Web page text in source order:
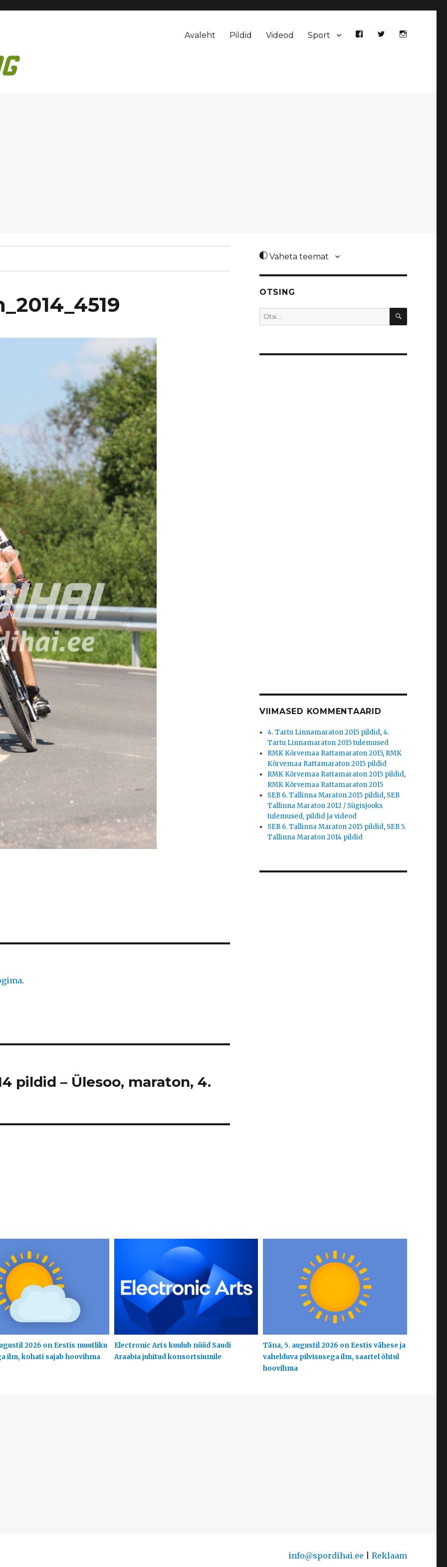
Avaleht Pildid Videod Sport
.
pildid – Ülesoo, maraton, 4.
Vaheta teemat
OTSING
Otsi: OTSI
VIIMASED KOMMENTAARID
4. Tartu Linnamaraton 2015 pildid,4.
Tartu Linnamaraton 2015 tulemused
RMK Kõrvemaa Rattamaraton 2015, RMK
Kõrvemaa Rattamaraton 2015 pildid
RMK Kõrvemaa Rattamaraton 2015 pildid,
RMK Kõrvemaa Rattamaraton 2015
SEB 6. Tallinna Maraton 2015 pildid, SEB
Tallinna Maraton 2012 / Sügisjooks
tulemused, pildid ja videod
SEB 6. Tallinna Maraton 2015 pildid, SEB 5.
Tallinna Maraton 2014 pildid
2026 on Eestis muutliku
ilm, kohati sajab hoovihma
Electronic Arts kuulub nüüd Saudi
Araabia juhitud konsortsiumile
Täna, 5. augustil 2026 on Eestis vähese ja
vahelduva pilvisusega ilm, saartel õhtul
hoovihma
info@spordihai.ee Reklaam